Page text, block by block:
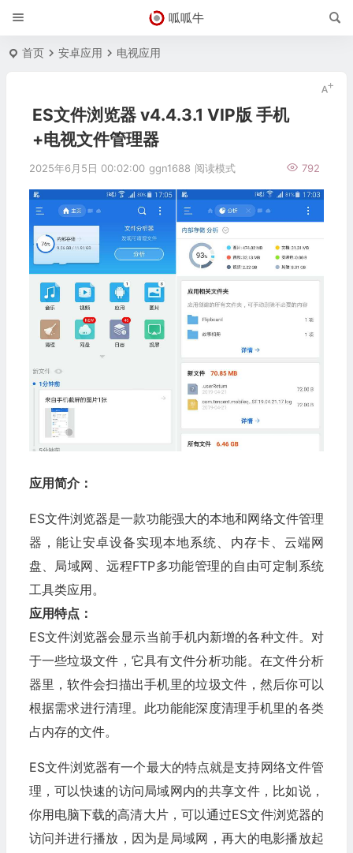
呱呱牛
首页 安卓应用 电视应用
ES文件浏览器 v4.4.3.1 VIP版 手机
+电视文件管理器
2025年6月5日 00:02:00 ggn1688 792
阅读模式
应用简介：
ES文件浏览器是一款功能强大的本地和网络文件管理
器，能让安卓设备实现本地系统、内存卡、云端网
盘、局域网、远程FTP多功能管理的自由可定制系统
工具类应用。
应用特点：
ES文件浏览器会显示当前手机内新增的各种文件。对
于一些垃圾文件，它具有文件分析功能。在文件分析
器里，软件会扫描出手机里的垃圾文件，然后你可以
根据需求进行清理。此功能能深度清理手机里的各类
占内存的文件。
ES文件浏览器有一个最大的特点就是支持网络文件管
理，可以快速的访问局域网内的共享文件，比如说，
你用电脑下载的高清大片，可以通过ES文件浏览器的
访问并进行播放，因为是局域网，再大的电影播放起